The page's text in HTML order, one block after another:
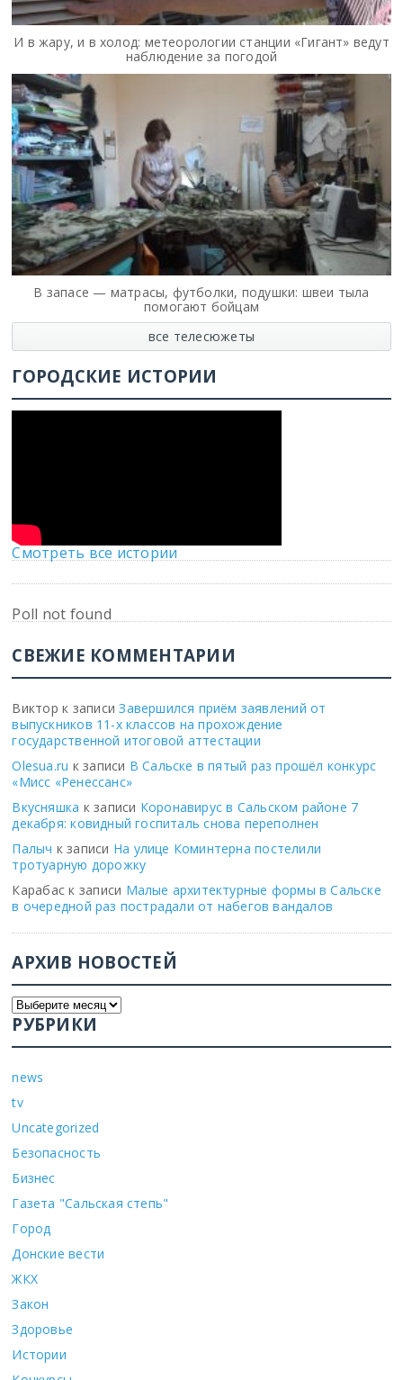
И в жару, и в холод: метеорологии станции «Гигант» ведут
наблюдение за погодой
В запасе — матрасы, футболки, подушки: швеи тыла
помогают бойцам
все телесюжеты
ГОРОДСКИЕ ИСТОРИИ
Смотреть все истории
Poll not found
СВЕЖИЕ КОММЕНТАРИИ
Виктор к записиЗавершился приём заявлений от
выпускников 11-х классов на прохождение
государственной итоговой аттестации
Olesua.ru к записи В Сальске в пятый раз прошёл конкурс
«Мисс «Ренессанс»
Вкусняшка к записи Коронавирус в Сальском районе 7
декабря: ковидный госпиталь снова переполнен
Палыч к записи На улице Коминтерна постелили
тротуарную дорожку
Карабас к записи Малые архитектурные формы в Сальске
в очередной раз пострадали от набегов вандалов
АРХИВ НОВОСТЕЙ
РУБРИКИ
news
tv
Uncategorized
Безопасность
Бизнес
Газета "Сальская степь"
Город
Донские вести
ЖКХ
Закон
Здоровье
Истории